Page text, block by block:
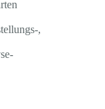
,